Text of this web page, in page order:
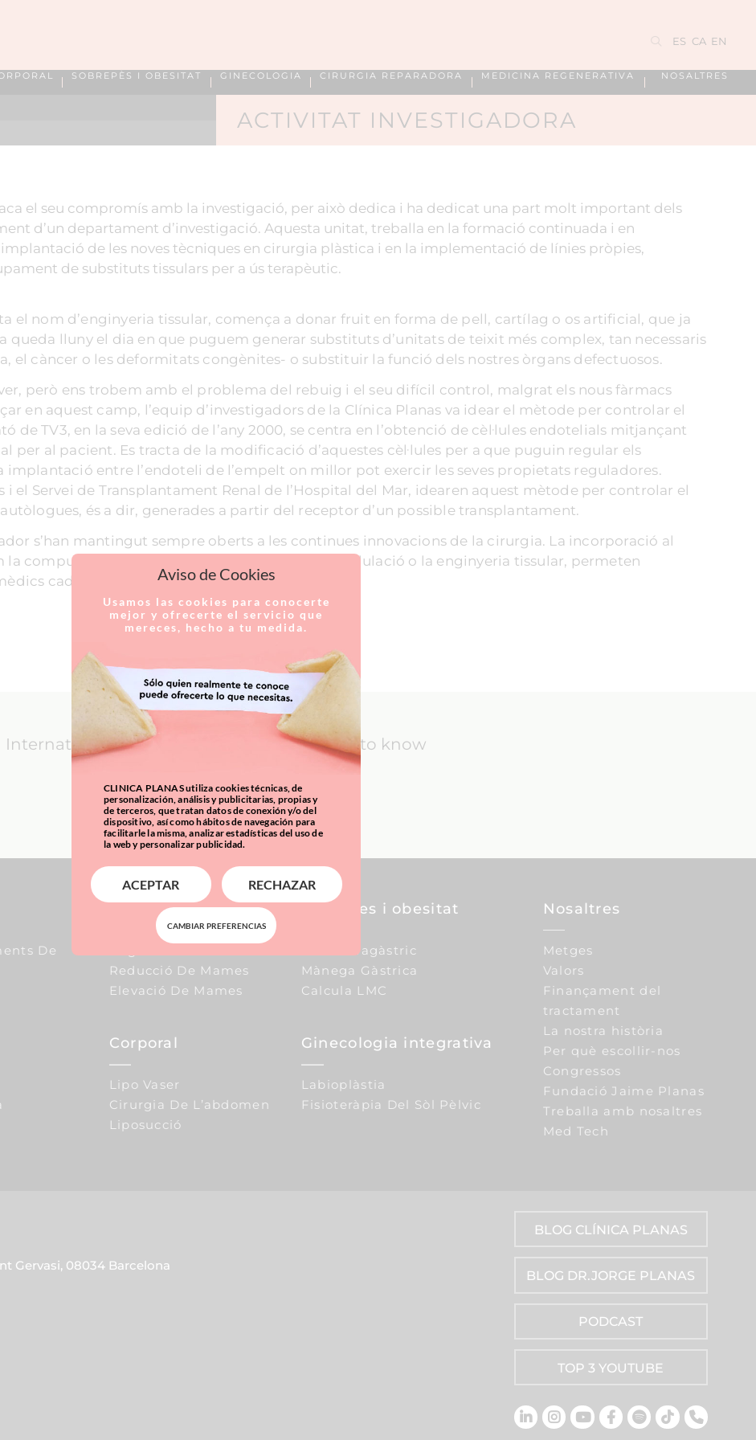
ES CA EN
SOBREPÈS I OBESITAT GINECOLOGIA CIRURGIA REPARADORA MEDICINA REGENERATIVA NOSALTRES
ACTIVITAT INVESTIGADORA
el seu compromís amb la investigació, per això dedica i ha dedicat una part molt important dels
d’un departament d’investigació. Aquesta unitat, treballa en la formació continuada i en
de les noves tècniques en cirurgia plàstica i en la implementació de línies pròpies,
de substituts tissulars per a ús terapèutic.
el nom d’enginyeria tissular, comença a donar fruit en forma de pell, cartílag o os artificial, que ja
queda lluny el dia en que puguem generar substituts d’unitats de teixit més complex, tan necessaris
el càncer o les deformitats congènites- o substituir la funció dels nostres òrgans defectuosos.
però ens trobem amb el problema del rebuig i el seu difícil control, malgrat els nous fàrmacs
en aquest camp, l’equip d’investigadors de la Clínica Planas va idear el mètode per controlar el
de TV3, en la seva edició de l’any 2000, se centra en l’obtenció de cèl·lules endotelials mitjançant
al pacient. Es tracta de la modificació d’aquestes cèl·lules per a que puguin regular els
implantació entre l’endoteli de l’empelt on millor pot exercir les seves propietats reguladores.
i el Servei de Transplantament Renal de l’Hospital del Mar, idearen aquest mètode per controlar el
és a dir, generades a partir del receptor d’un possible transplantament.
s’han mantingut sempre oberts a les continues innovacions de la cirurgia. La incorporació al
la computació perceptual, el làser, la immunomodulació o la enginyeria tissular, permeten
cada vegada més exigents.
International Patients: everything you need to know
LEARN MORE
De
Pit
Reducció De Mames
Elevació De Mames
Corporal
Lipo Vaser
Cirurgia De L’abdomen
Liposucció
Sobrepes i obesitat
Baló Intragàstric
Mànega Gàstrica
Calcula LMC
Ginecologia integrativa
Labioplàstia
Fisioteràpia Del Sòl Pèlvic
Nosaltres
Metges
Valors
Finançament del
tractament
La nostra història
Per què escollir-nos
Congressos
Fundació Jaime Planas
Treballa amb nosaltres
Med Tech
Gervasi, 08034 Barcelona
BLOG CLÍNICA PLANAS
BLOG DR.JORGE PLANAS
PODCAST
TOP 3 YOUTUBE
Aviso de Cookies
Usamos las cookies para conocerte
mejor y ofrecerte el servicio que
mereces, hecho a tu medida.
CLINICA PLANAS utiliza cookies técnicas, de
personalización, análisis y publicitarias, propias y
de terceros, que tratan datos de conexión y/o del
dispositivo, así como hábitos de navegación para
facilitarle la misma, analizar estadísticas del uso de
la web y personalizar publicidad.
ACEPTAR RECHAZAR
CAMBIAR PREFERENCIAS